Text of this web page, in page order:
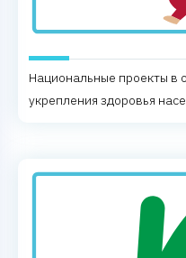
Национальные проекты в
укрепления здоровья